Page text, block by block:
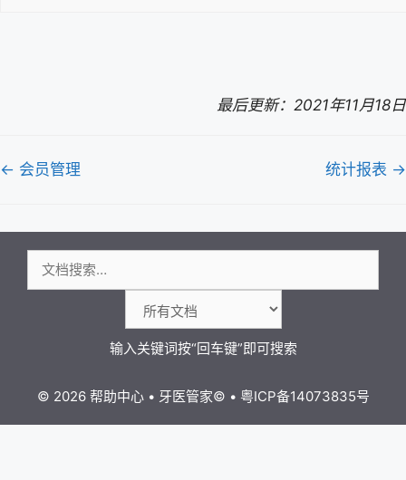
最后更新：2021年11月18日
文
← 会员管理 统计报表 →
索：
© 2026 帮助中心• 牙医管家© • 粤ICP备14073835号